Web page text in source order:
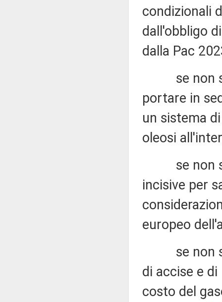
condizionali
dall'obbligo
dalla Pac
se non si
portare in
un sistema
oleosi
se non si
incisive per
europeo
se non si
di accise e
costo del